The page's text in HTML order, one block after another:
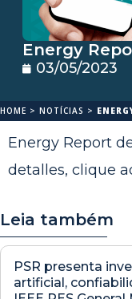
Energy
03/05/2023
HOME > NOTÍCIAS >
Energy Report
detalles, clique
Leia também
PSR presenta
artificial,